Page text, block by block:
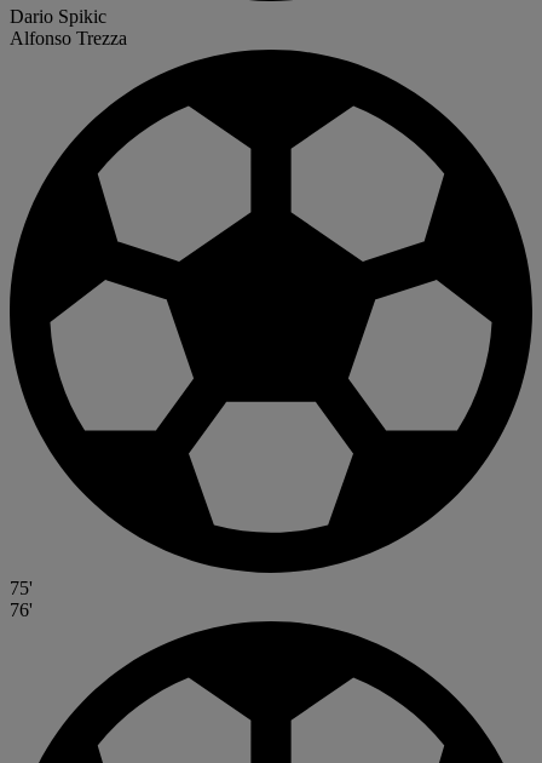
Dario Spikic
Alfonso Trezza
75'
76'